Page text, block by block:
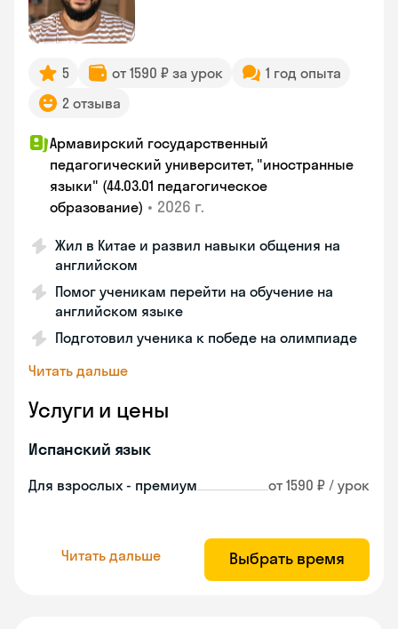
5 от 1590 ₽ за урок
1 год опыта
2 отзыва
Армавирский государственный
педагогический университет, "иностранные
языки" (44.03.01 педагогическое
образование) • 2026 г.
Жил в Китае и развил навыки общения на
английском
Помог ученикам перейти на обучение на
английском языке
Подготовил ученика к победе на олимпиаде
Читать дальше
Услуги и цены
Испанский язык
Для взрослых - премиум от 1590 ₽ / урок
Читать дальше Выбрать время